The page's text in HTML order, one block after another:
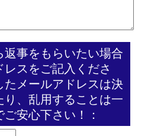
返事をもらいたい場合
スをご記入くださ
たメールアドレスは決
り、乱用することは一
安心下さい！：